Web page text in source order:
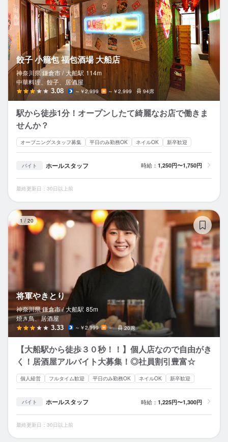
餃子 小籠包 福包酒場 大船店
神奈川県 鎌倉市 / 大船駅 114m
中華料理、餃子、居酒屋
3.08 ～￥2,999 ～￥2,999 94席
駅から徒歩1分！オープンしたて綺麗なお店で働きま
せんか？
オープニングスタッフ募集 平日のみ勤務OK ネイルOK 新卒歓迎
バイト ホールスタッフ 時給： 1,250円〜1,750円
最終更新日：30日以上前
1 / 20
将軍やきとり
神奈川県 鎌倉市 / 大船駅 85m
焼き鳥、居酒屋
3.33 ～￥2,999 － 20席
【大船駅から徒歩３０秒！！】個人店なので自由がき
く！居酒屋アルバイト大募集！◎社員割引豊富☆
個人経営 フルタイム歓迎 平日のみ勤務OK ネイルOK 新卒歓迎
バイト ホールスタッフ 時給： 1,225円〜1,300円
最終更新日：30日以上前